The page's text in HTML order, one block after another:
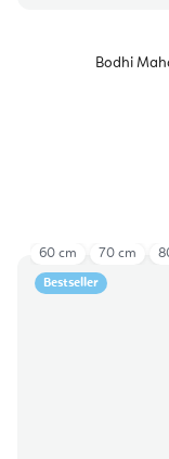
Bodhi
Bestseller
60 cm 70 cm